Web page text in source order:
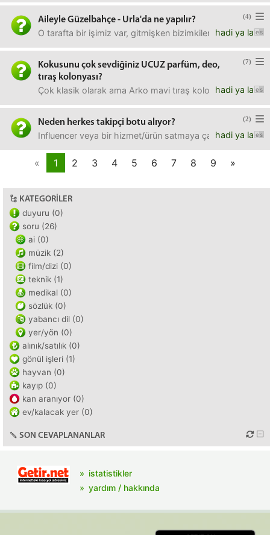
(4)
Aileyle Güzelbahçe - Urla'da ne yapılır?
hadi ya la
O tarafta bir işimiz var, gitmişken bizimkileri birkaç yere
(7)
Kokusunu çok sevdiğiniz UCUZ parfüm, deo,
tıraş kolonyası?
hadi ya la
Çok klasik olarak ama Arko mavi tıraş kolonyası,
(2)
Neden herkes takipçi botu alıyor?
hadi ya la
Influencer veya bir hizmet/ürün satmaya çalışan kişiler,
« 1 2 3 4 5 6 7 8 9 »
KATEGORILER
duyuru (0)
soru (26)
ai (0)
müzik (2)
film/dizi (0)
teknik (1)
medikal (0)
sözlük (0)
yabancı dil (0)
yer/yön (0)
alınık/satılık (0)
gönül işleri (1)
hayvan (0)
kayıp (0)
kan aranıyor (0)
ev/kalacak yer (0)
SON CEVAPLANANLAR
istatistikler
yardım / hakkında